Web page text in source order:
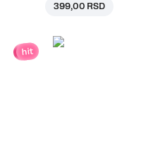
399,00 RSD
hit